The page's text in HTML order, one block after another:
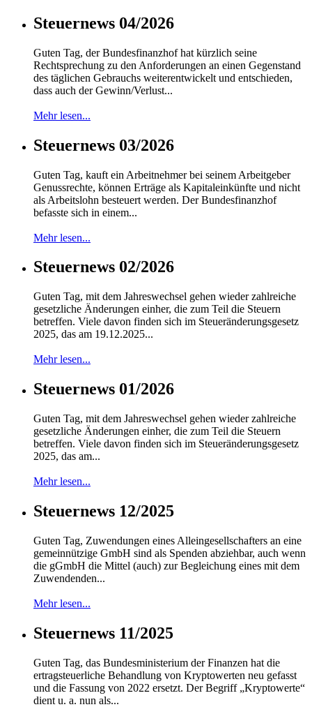
Steuernews 04/2026
Guten Tag, der Bundesfinanzhof hat kürzlich seine
Rechtsprechung zu den Anforderungen an einen Gegenstand
des täglichen Gebrauchs weiterentwickelt und entschieden,
dass auch der Gewinn/Verlust...
Mehr lesen...
Steuernews 03/2026
Guten Tag, kauft ein Arbeitnehmer bei seinem Arbeitgeber
Genussrechte, können Erträge als Kapitaleinkünfte und nicht
als Arbeitslohn besteuert werden. Der Bundesfinanzhof
befasste sich in einem...
Mehr lesen...
Steuernews 02/2026
Guten Tag, mit dem Jahreswechsel gehen wieder zahlreiche
gesetzliche Änderungen einher, die zum Teil die Steuern
betreffen. Viele davon finden sich im Steueränderungsgesetz
2025, das am 19.12.2025...
Mehr lesen...
Steuernews 01/2026
Guten Tag, mit dem Jahreswechsel gehen wieder zahlreiche
gesetzliche Änderungen einher, die zum Teil die Steuern
betreffen. Viele davon finden sich im Steueränderungsgesetz
2025, das am...
Mehr lesen...
Steuernews 12/2025
Guten Tag, Zuwendungen eines Alleingesellschafters an eine
gemeinnützige GmbH sind als Spenden abziehbar, auch wenn
die gGmbH die Mittel (auch) zur Begleichung eines mit dem
Zuwendenden...
Mehr lesen...
Steuernews 11/2025
Guten Tag, das Bundesministerium der Finanzen hat die
ertragsteuerliche Behandlung von Kryptowerten neu gefasst
und die Fassung von 2022 ersetzt. Der Begriff „Kryptowerte“
dient u. a. nun als...